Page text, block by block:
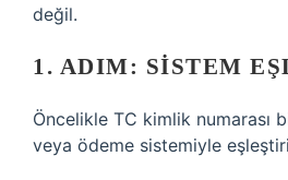
değil.
1. ADIM: SISTEM
Öncelikle TC kimlik numarası
veya ödeme sistemiyle